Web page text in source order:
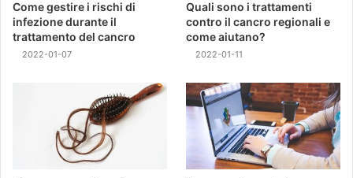
Come gestire i rischi di
infezione durante il
trattamento del cancro
2022-01-07
Quali sono i trattamenti
contro il cancro regionali e
come aiutano?
2022-01-11